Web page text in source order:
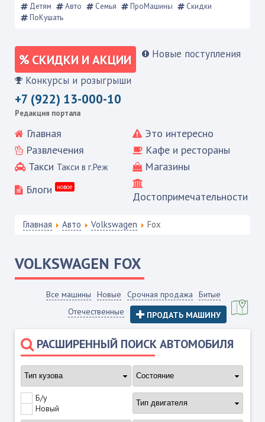
Детям Авто Семья ПроМашины
Скидки
ПоКушать
СКИДКИ И АКЦИИ Новые поступления
Конкурсы и розыгрыши
+7 (922) 13-000-10
Редакция портала
Главная
Это интересно
Развлечения
Кафе и рестораны
Такси Такси в г.Реж
Магазины
Блоги
новое
Достопримечательности
Главная Авто Volkswagen Fox
VOLKSWAGEN FOX
Все машины Новые Срочная продажа
Битые
Отечественные
ПРОДАТЬ МАШИНУ
РАСШИРЕННЫЙ ПОИСК АВТОМОБИЛЯ
Б/у
Новый